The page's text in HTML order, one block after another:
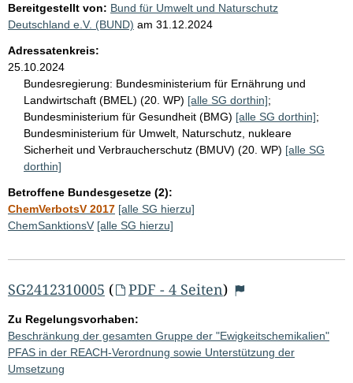
Bereitgestellt von: Bund für Umwelt und Naturschutz
Deutschland e.V. (BUND) am 31.12.2024
Adressatenkreis:
25.10.2024
Bundesregierung: Bundesministerium für Ernährung und
Landwirtschaft (BMEL) (20. WP) [alle SG dorthin];
Bundesministerium für Gesundheit (BMG) [alle SG dorthin];
Bundesministerium für Umwelt, Naturschutz, nukleare
Sicherheit und Verbraucherschutz (BMUV) (20. WP) [alle SG
dorthin]
Betroffene Bundesgesetze (2):
ChemVerbotsV 2017 [alle SG hierzu]
ChemSanktionsV [alle SG hierzu]
SG2412310005 ( PDF - 4 Seiten)
Zu Regelungsvorhaben:
Beschränkung der gesamten Gruppe der "Ewigkeitschemikalien"
PFAS in der REACH-Verordnung sowie Unterstützung der
Umsetzung